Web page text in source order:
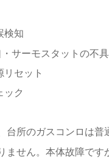
検知
サーモスタットの不
リセット
ック
台所のガスコンロは普
ません。本体故障です